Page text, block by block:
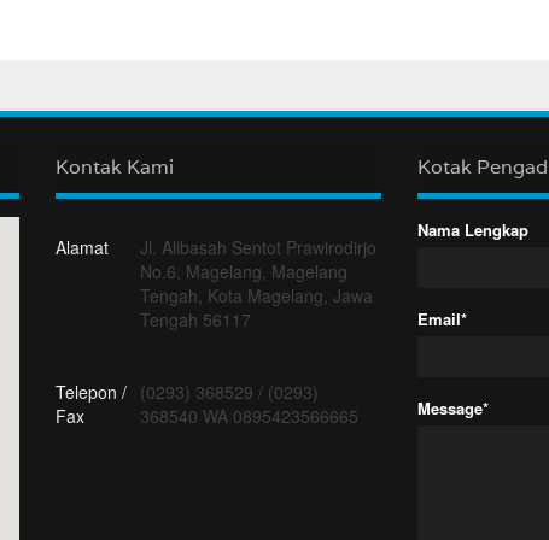
Kontak Kami
Alamat
Jl. Alibasah Sentot Prawirodirjo
No.6, Magelang, Magelang
Tengah, Kota Magelang, Jawa
Tengah 56117
Telepon /
Fax
(0293) 368529/ (0293)
368540 WA 0895423566665
Kotak
Nama Lengkap
Email*
Message*